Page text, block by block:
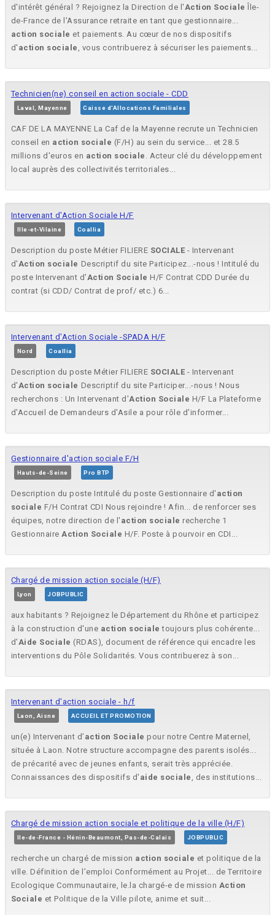
d'intérêt général ? Rejoignez la Direction de l'Action Sociale Île-
de-France de l'Assurance retraite en tant que gestionnaire...
action sociale et paiements. Au cœur de nos dispositifs
d' action sociale , vous contribuerez à sécuriser les paiements...
Technicien(ne) conseil en action sociale - CDD
Laval, Mayenne Caisse d'Allocations Familiales
CAF DE LA MAYENNE La Caf de la Mayenne recrute un Technicien
conseil en action sociale (F/H) au sein du service... et 28.5
millions d'euros en action sociale . Acteur clé du développement
local auprès des collectivités territoriales...
Intervenant d'Action Sociale H/F
Ille-et-Vilaine Coallia
Description du poste Métier FILIERE SOCIALE - Intervenant
d'Action sociale Descriptif du site Participez...-nous ! Intitulé du
poste Intervenant d'Action Sociale H/F Contrat CDD Durée du
contrat (si CDD/ Contrat de prof/ etc.) 6...
Intervenant d'Action Sociale -SPADA H/F
Nord Coallia
Description du poste Métier FILIERE SOCIALE - Intervenant
d'Action sociale Descriptif du site Participer...-nous ! Nous
recherchons : Un Intervenant d'Action Sociale H/F La Plateforme
d'Accueil de Demandeurs d'Asile a pour rôle d'informer...
Gestionnaire d'action sociale F/H
Hauts-de-Seine Pro BTP
Description du poste Intitulé du poste Gestionnaire d' action
sociale F/H Contrat CDI Nous rejoindre ! Afin... de renforcer ses
équipes, notre direction de l' action sociale recherche 1
GestionnaireAction Sociale H/F. Poste à pourvoir en CDI...
Chargé de mission action sociale (H/F)
Lyon JOBPUBLIC
aux habitants ? Rejoignez le Département du Rhône et participez
à la construction d'une action sociale toujours plus cohérente...
d'Aide Sociale (RDAS), document de référence qui encadre les
interventions du Pôle Solidarités. Vous contribuerez à son...
Intervenant d'action sociale - h/f
Laon, Aisne ACCUEIL ET PROMOTION
un(e) Intervenant d’ action Sociale pour notre Centre Maternel,
située à Laon. Notre structure accompagne des parents isolés...
de précarité avec de jeunes enfants, serait très appréciée.
Connaissances des dispositifs d' aide sociale, des institutions...
Chargé de mission action sociale et politique de la ville (H/F)
Ile-de-France - Hénin-Beaumont, Pas-de-Calais JOBPUBLIC
recherche un chargé de mission action sociale et politique de la
ville. Définition de l’emploi Conformément au Projet... de Territoire
Ecologique Communautaire, le.la chargé-e de mission Action
Sociale et Politique de la Ville pilote, anime et suit...